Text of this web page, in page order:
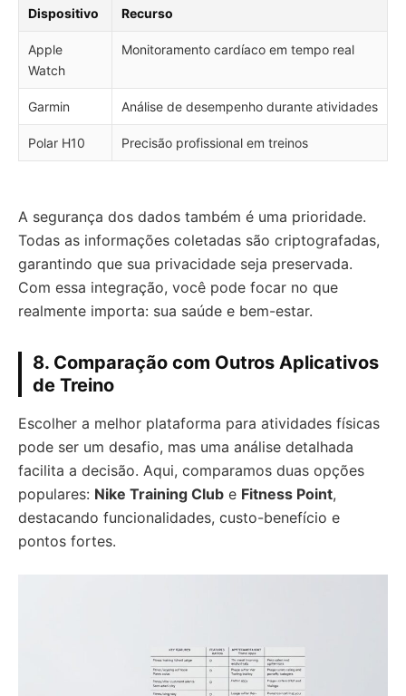
Dispositivo Recurso
Apple
Watch
Monitoramento cardíaco em tempo real
Garmin Análise de desempenho durante atividades
Polar H10 Precisão profissional em treinos
A segurança dos dados também é uma prioridade.
Todas as informações coletadas são criptografadas,
garantindo que sua privacidade seja preservada.
Com essa integração, você pode focar no que
realmente importa: sua saúde e bem-estar.
8. Comparação com Outros Aplicativos
de Treino
Escolher a melhor plataforma para atividades físicas
pode ser um desafio, mas uma análise detalhada
facilita a decisão. Aqui, comparamos duas opções
populares: Nike Training Club e Fitness Point,
destacando funcionalidades, custo-benefício e
pontos fortes.